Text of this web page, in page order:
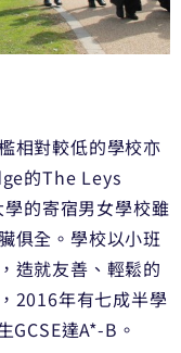
相對較低的學校亦
的The Leys
的寄宿男女學校雖
俱全。學校以小班
造就友善、輕鬆的
2016年有七成半學
達A*-B。